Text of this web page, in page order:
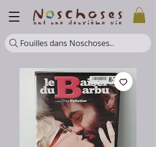
Fouilles dans Noschoses...